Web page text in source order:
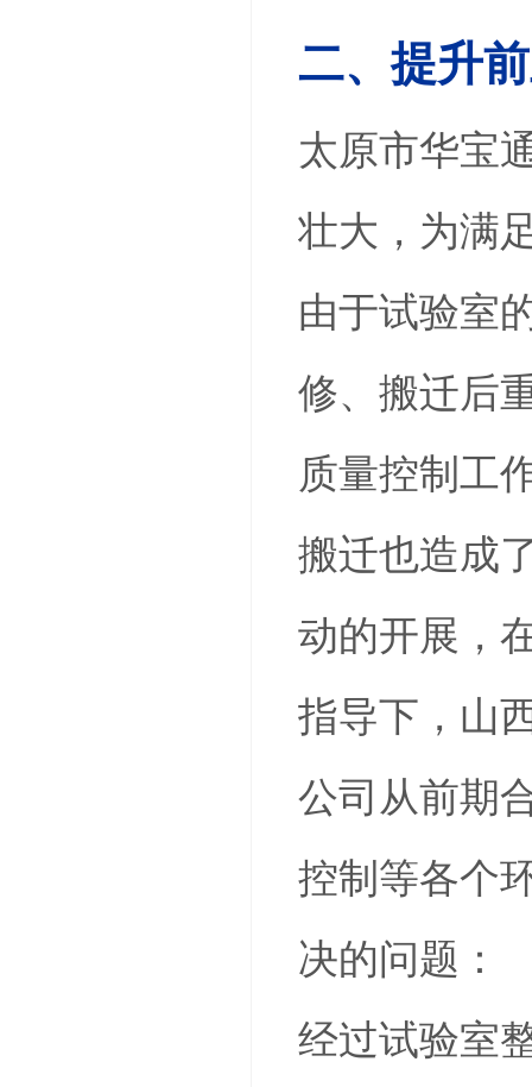
二、提升
太原市华宝
壮大，为满
由于试验室
修、搬迁后
质量控制工
搬迁也造成
动的开展，
指导下，山
公司从前期
控制等各个
决的问题：
经过试验室